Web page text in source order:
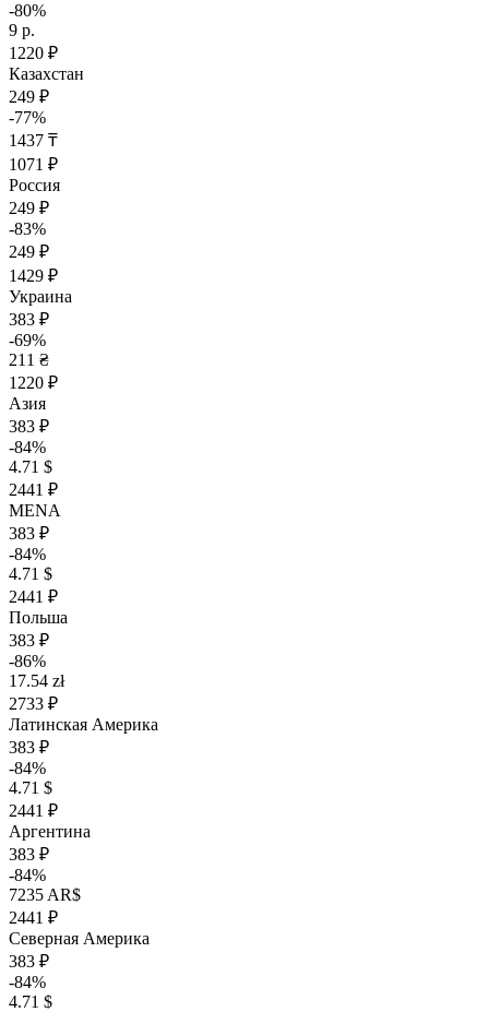
-80%
9 р.
1220 ₽
Казахстан
249 ₽
-77%
1437 ₸
1071 ₽
Россия
249 ₽
-83%
249 ₽
1429 ₽
Украина
383 ₽
-69%
211 ₴
1220 ₽
Азия
383 ₽
-84%
4.71 $
2441 ₽
MENA
383 ₽
-84%
4.71 $
2441 ₽
Польша
383 ₽
-86%
17.54 zł
2733 ₽
Латинская Америка
383 ₽
-84%
4.71 $
2441 ₽
Аргентина
383 ₽
-84%
7235 AR$
2441 ₽
Северная Америка
383 ₽
-84%
4.71 $